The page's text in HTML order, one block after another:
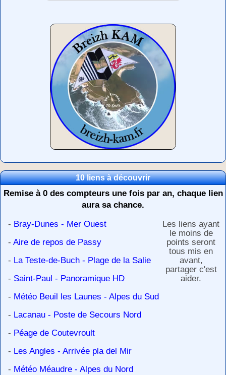
10 liens à découvrir
Remise à 0 des compteurs une fois par an, chaque lien
aura sa chance.
- Bray-Dunes - Mer Ouest
- Aire de repos de Passy
- La Teste-de-Buch - Plage de la Salie
- Saint-Paul - Panoramique HD
- Météo Beuil les Launes - Alpes du Sud
- Lacanau - Poste de Secours Nord
- Péage de Coutevroult
- Les Angles - Arrivée pla del Mir
- Météo Méaudre - Alpes du Nord
Les liens ayant
le moins de
points seront
tous mis en
avant,
partager c'est
aider.